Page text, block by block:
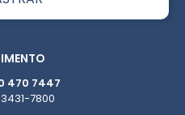
470 7447
7800